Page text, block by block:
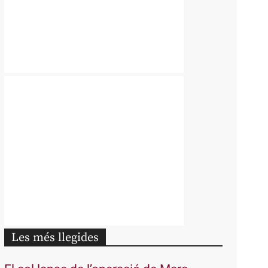
Les més llegides